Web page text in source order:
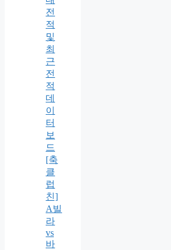
전
적
및
최
근
전
적
데
이
터
보
드
[축
클
럽
친]
A빌
라
vs
바